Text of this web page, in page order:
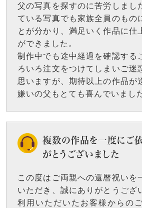
父の写真を探すのに苦労しまし
ている写真でも家族全員のもの
とが分かり、満足いく作品に仕
ができました。
制作中でも途中経過を確認する
ろいろ注文をつけてしまいご迷
思いますが、期待以上の作品が
嫌いの父もとても喜んでいまし
複数の作品を一度にご
がとうございました
この度はご両親への還暦祝いを
いただき、誠にありがとうござ
利用いただいたお客様からの